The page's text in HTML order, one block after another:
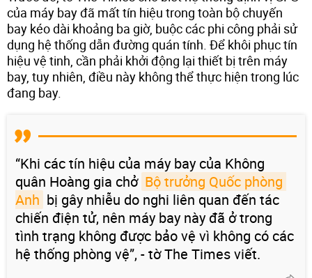
của máy bay đã mất tín hiệu trong toàn bộ chuyến
bay kéo dài khoảng ba giờ, buộc các phi công phải sử
dụng hệ thống dẫn đường quán tính. Để khôi phục tín
hiệu vệ tinh, cần phải khởi động lại thiết bị trên máy
bay, tuy nhiên, điều này không thể thực hiện trong lúc
đang bay.
“Khi các tín hiệu của máy bay của Không
quân Hoàng gia chở Bộ trưởng Quốc phòng
Anh bị gây nhiễu do nghi liên quan đến tác
chiến điện tử, nên máy bay này đã ở trong
tình trạng không được bảo vệ vì không có các
hệ thống phòng vệ”, - tờ The Times viết.